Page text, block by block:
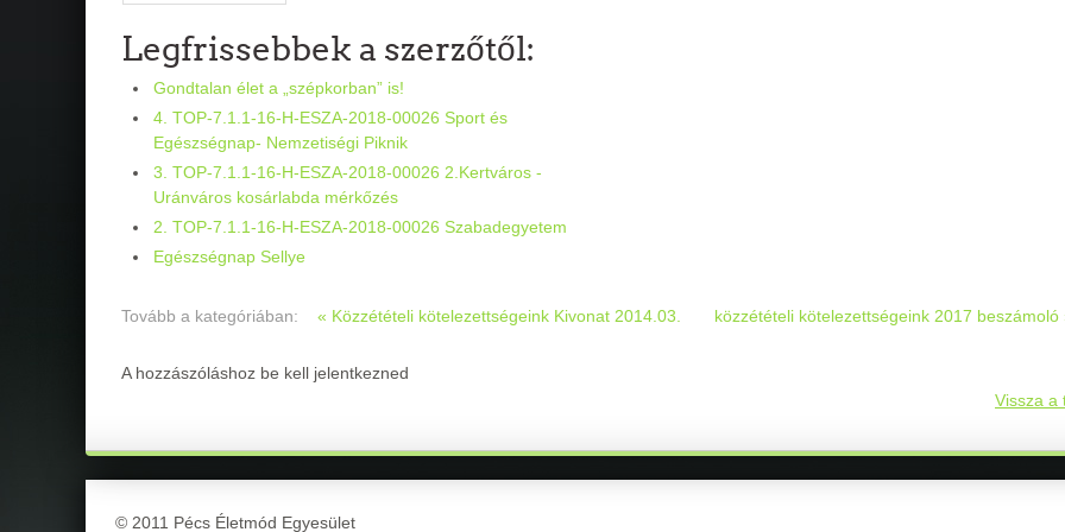
Legfrissebbek a szerzőtől:
Gondtalan élet a „szépkorban” is!
4. TOP-7.1.1-16-H-ESZA-2018-00026 Sport és
Egészségnap- Nemzetiségi Piknik
3. TOP-7.1.1-16-H-ESZA-2018-00026 2.Kertváros -
Uránváros kosárlabda mérkőzés
2. TOP-7.1.1-16-H-ESZA-2018-00026 Szabadegyetem
Egészségnap Sellye
Tovább a kategóriában: « Közzétételi kötelezettségeink Kivonat 2014.03. közzétételi kötelezettségeink 2017 beszámoló
A hozzászóláshoz be kell jelentkezned
Vissza a
© 2011 Pécs Életmód Egyesület